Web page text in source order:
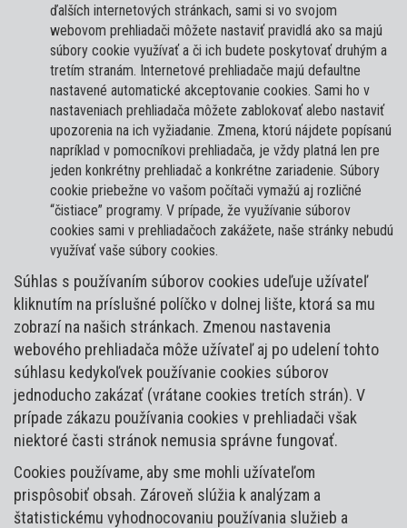
ďalších internetových stránkach, sami si vo svojom
webovom prehliadači môžete nastaviť pravidlá ako sa majú
súbory cookie využívať a či ich budete poskytovať druhým a
tretím stranám. Internetové prehliadače majú defaultne
nastavené automatické akceptovanie cookies. Sami ho v
nastaveniach prehliadača môžete zablokovať alebo nastaviť
upozorenia na ich vyžiadanie. Zmena, ktorú nájdete popísanú
napríklad v pomocníkovi prehliadača, je vždy platná len pre
jeden konkrétny prehliadač a konkrétne zariadenie. Súbory
cookie priebežne vo vašom počítači vymažú aj rozličné
“čistiace” programy. V prípade, že využívanie súborov
cookies sami v prehliadačoch zakážete, naše stránky nebudú
využívať vaše súbory cookies.
Súhlas s používaním súborov cookies udeľuje užívateľ
kliknutím na príslušné políčko v dolnej lište, ktorá sa mu
zobrazí na našich stránkach. Zmenou nastavenia
webového prehliadača môže užívateľ aj po udelení tohto
súhlasu kedykoľvek používanie cookies súborov
jednoducho zakázať (vrátane cookies tretích strán). V
prípade zákazu používania cookies v prehliadači však
niektoré časti stránok nemusia správne fungovať.
Cookies používame, aby sme mohli užívateľom
prispôsobiť obsah. Zároveň slúžia k analýzam a
štatistickému vyhodnocovaniu používania služieb a